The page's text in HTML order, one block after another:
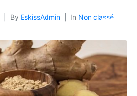
By EskissAdmin In Non classé